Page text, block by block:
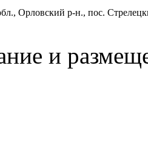
Орловский р-н., пос.
и